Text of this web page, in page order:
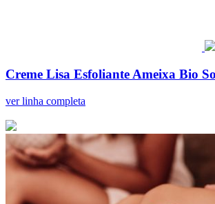
Creme Lisa Esfoliante Ameixa Bio
ver linha completa